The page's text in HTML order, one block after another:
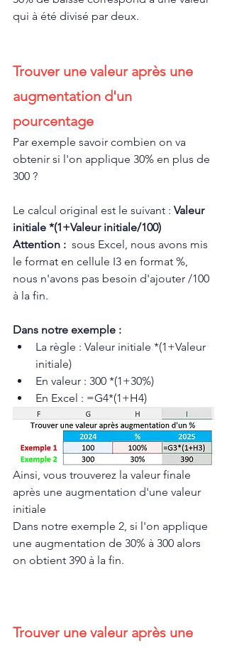
qui à été divisé par deux.
Trouver une valeur après une
augmentation d'un
pourcentage
Par exemple savoir combien on va
obtenir si l'on applique 30% en plus de
300 ?
Le calcul original est le suivant : Valeur
initiale *(1+Valeur initiale/100)
Attention : sous Excel, nous avons mis
le format en cellule I3 en format %,
nous n'avons pas besoin d'ajouter /100
à la fin.
Dans notre exemple :
La règle : Valeur initiale *(1+Valeur
initiale)
En valeur : 300 *(1+30%)
En Excel : =G4*(1+H4)
Ainsi, vous trouverez la valeur finale
après une augmentation d'une valeur
initiale
Dans notre exemple 2, si l'on applique
une augmentation de 30% à 300 alors
on obtient 390 à la fin.
Trouver une valeur après une